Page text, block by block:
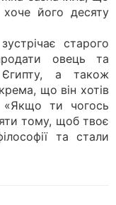
його десяту
старого
овець та
а також
що він хотів
«Якщо ти чогось
тому, щоб твоє
та стали